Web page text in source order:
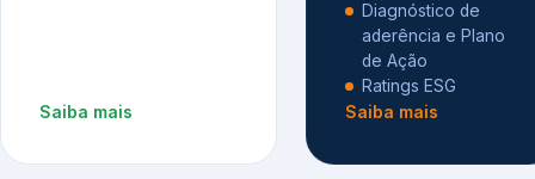
Saiba mais
Diagnóstico de
aderência e Plano
de Ação
Ratings ESG
Saiba mais